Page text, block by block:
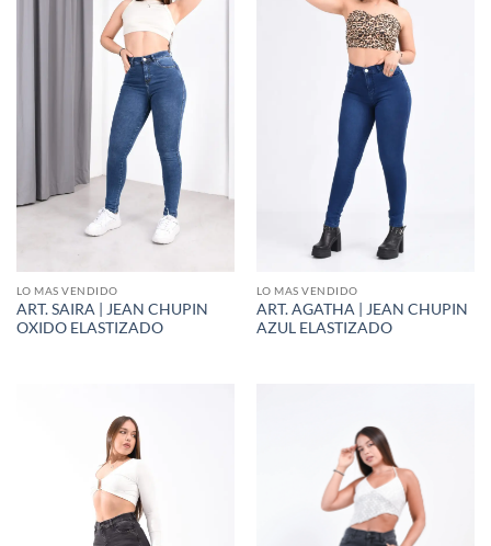
LO MAS VENDIDO
ART. SAIRA | JEAN CHUPIN
OXIDO ELASTIZADO
LO MAS VENDIDO
ART. AGATHA | JEAN CHUPIN
AZUL ELASTIZADO